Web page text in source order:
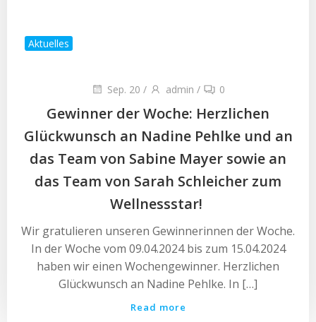
Aktuelles
Sep. 20 / admin / 0
Gewinner der Woche: Herzlichen
Glückwunsch an Nadine Pehlke und an
das Team von Sabine Mayer sowie an
das Team von Sarah Schleicher zum
Wellnessstar!
Wir gratulieren unseren Gewinnerinnen der Woche.
In der Woche vom 09.04.2024 bis zum 15.04.2024
haben wir einen Wochengewinner. Herzlichen
Glückwunsch an Nadine Pehlke. In […]
Read more